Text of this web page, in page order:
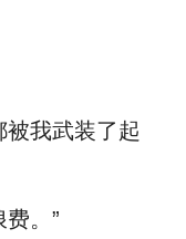
被我武装了起
。”